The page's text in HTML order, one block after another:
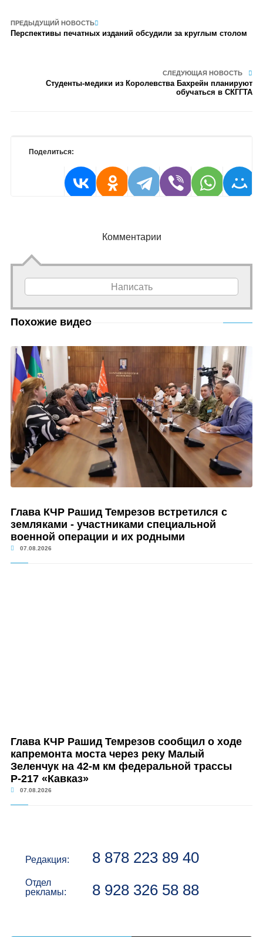
ПРЕДЫДУЩИЙ НОВОСТЬ
Перспективы печатных изданий обсудили за круглым столом
СЛЕДУЮЩАЯ НОВОСТЬ
Студенты-медики из Королевства Бахрейн планируют
обучаться в СКГГТА
Поделиться:
Комментарии
Написать
Похожие видео
Глава КЧР Рашид Темрезов встретился с
земляками - участниками специальной
военной операции и их родными
07.08.2026
Глава КЧР Рашид Темрезов сообщил о ходе
капремонта моста через реку Малый
Зеленчук на 42-м км федеральной трассы
Р-217 «Кавказ»
07.08.2026
Редакция: 8 878 223 89 40
Отдел
рекламы:
8 928 326 58 88